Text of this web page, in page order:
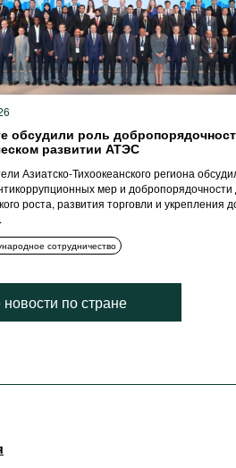
обсудили роль
развитии АТЭС
Азиатско-Тихоокеанского региона
мер и добропорядочности
роста, развития торговли и укрепления
сотрудничество
новости по стране